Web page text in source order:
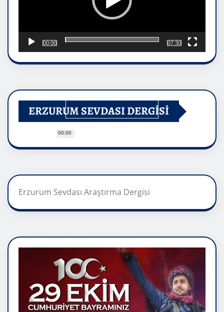
00:00
00:00
07:30
ERZURUM SEVDASI DERGİSİ
Erzurum Sevdası Araştırma Dergisi